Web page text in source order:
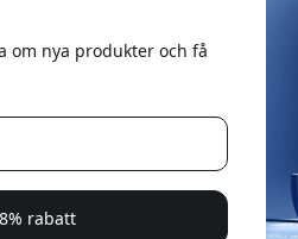
om nya produkter och få
rabatt